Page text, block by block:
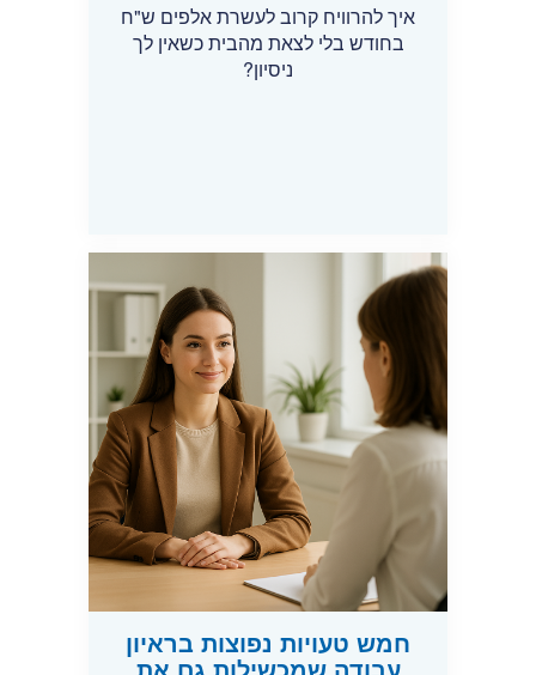
איך להרוויח קרוב לעשרת אלפים ש"ח
בחודש בלי לצאת מהבית כשאין לך
ניסיון?
חמש טעויות נפוצות בראיון